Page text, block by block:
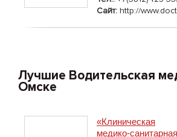
Сайт: http://
Лучшие Водительская
Омске
«Клиническая
медико-санитарная